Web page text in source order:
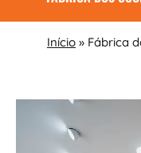
Início » Fábrica